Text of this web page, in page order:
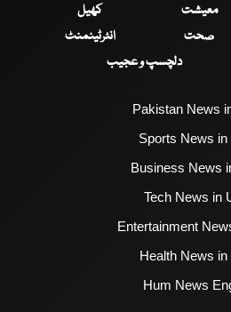
معیشت
کھیل
صحت
انٹرٹینمنٹ
دلچسپ و عجیب
Pakistan News
Sports News in
Business News
Tech News in
Entertainment
Health News in
Hum News